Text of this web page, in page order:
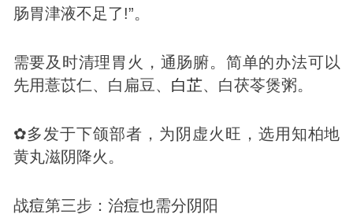
肠胃津液不足了!”。
需要及时清理胃火，通肠腑。简单的办法可以
先用薏苡仁、白扁豆、 白芷、白茯苓煲粥。
✿多发于下颌部者，为阴虚火旺，选用知柏地
黄丸滋阴降火。
战痘第三步：治痘也需分阴阳